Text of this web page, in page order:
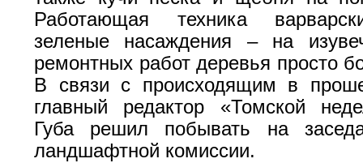
Работающая техника
зеленые насаждения – на
ремонтных работ деревья просто
В связи с происходящим в
главный редактор «Томской
Губа решил побывать на
ландшафтной комиссии.